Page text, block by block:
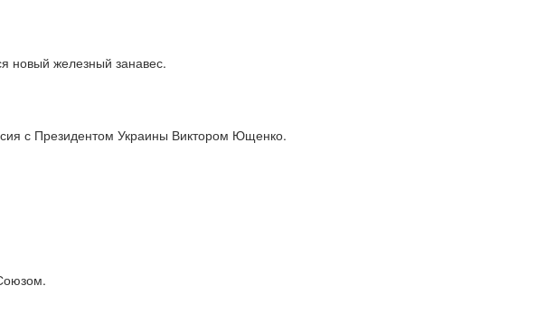
новый железный занавес.
с Президентом Украины Виктором Ющенко.